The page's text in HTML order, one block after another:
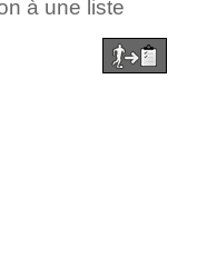
à une liste